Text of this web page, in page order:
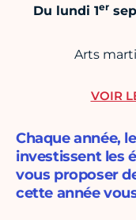
Du lundi 1er
Arts
Chaque année,
investissent les
vous proposer
cette année
VOIR